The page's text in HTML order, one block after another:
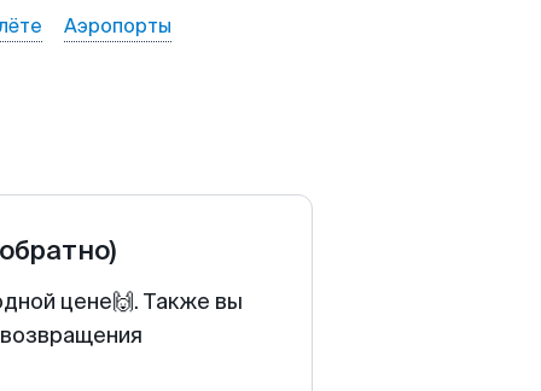
Аэропорты
цене🙌. Также вы